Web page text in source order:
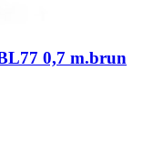
0,7 m.brun